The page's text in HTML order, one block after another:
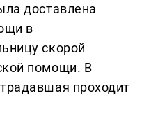
доставлена
в
скорой
помощи. В
проходит